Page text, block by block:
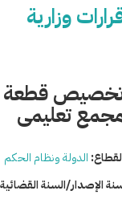
وزارية
قطعة
تعليمى
الدولة ونظام الحكم
الإصدار/السنة